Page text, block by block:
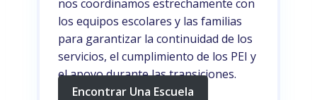
nos coordinamos estrechamente con
los equipos escolares y las familias
para garantizar la continuidad de los
servicios, el cumplimiento de los PEI y
el apoyo durante las transiciones.
Encontrar Una Escuela